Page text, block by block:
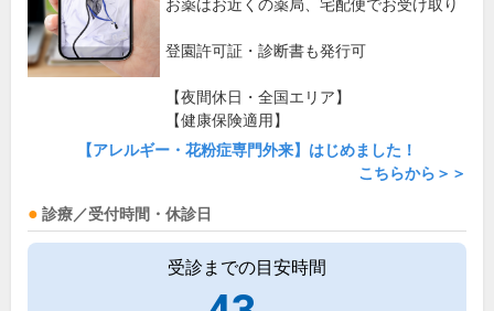
お薬はお近くの薬局、宅配便でお受け取り
登園許可証・診断書も発行可
【夜間休日・全国エリア】
【健康保険適用】
【アレルギー・花粉症専門外来】はじめました！
こちらから＞＞
診療／受付時間・休診日
受診までの目安時間